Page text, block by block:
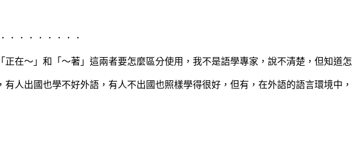
．．．．．．．．
在～」和「～著」這兩者要怎麼區分使用，我不是語學專家，說不清楚，但知道
人出國也學不好外語，有人不出國也照樣學得很好，但有，在外語的語言環境中